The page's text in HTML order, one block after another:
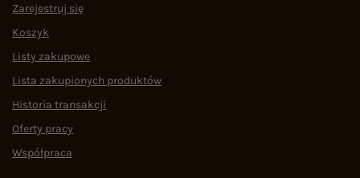
Zarejestruj się
Koszyk
Listy zakupowe
Lista zakupionych produktów
Historia transakcji
Oferty pracy
Współpraca